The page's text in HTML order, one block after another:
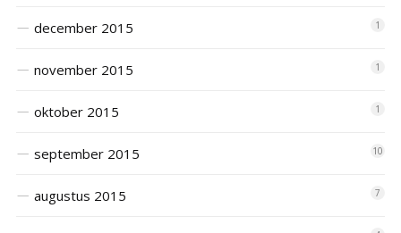
december 2015 1
november 2015 1
oktober 2015 1
september 2015 10
augustus 2015 7